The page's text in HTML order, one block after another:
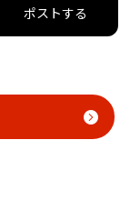
ポストする